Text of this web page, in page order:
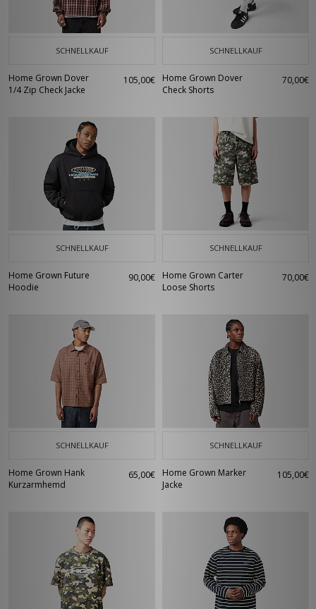
SCHNELLKAUF
Home Grown Dover
1/4 Zip Check Jacke
105,00€
SCHNELLKAUF
Home Grown Dover
Check Shorts
70,00€
SCHNELLKAUF
Home Grown Future
Hoodie
90,00€
SCHNELLKAUF
Home Grown Carter
Loose Shorts
70,00€
SCHNELLKAUF
Home Grown Hank
Kurzarmhemd
65,00€
SCHNELLKAUF
Home Grown Marker
Jacke
105,00€